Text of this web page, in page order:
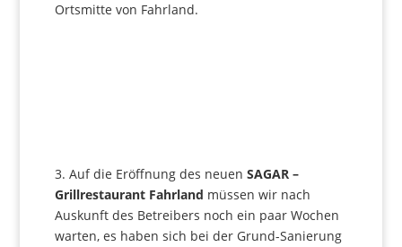
Ortsmitte von Fahrland.
3. Auf die Eröffnung des neuen SAGAR –
Grillrestaurant Fahrland müssen wir nach
Auskunft des Betreibers noch ein paar Wochen
warten, es haben sich bei der Grund-Sanierung